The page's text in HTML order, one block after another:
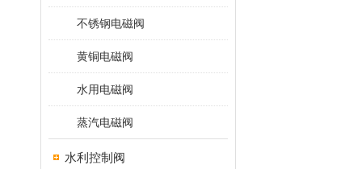
不锈钢电磁阀
黄铜电磁阀
水用电磁阀
蒸汽电磁阀
水利控制阀